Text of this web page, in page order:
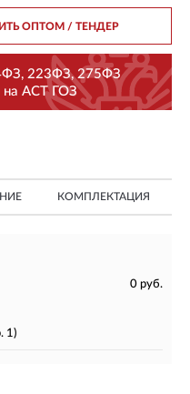
ОПТОМ/ ТЕНДЕР
223ФЗ, 275ФЗ
на АСТ ГОЗ
КОМПЛЕКТАЦИЯ
0 руб.
1)